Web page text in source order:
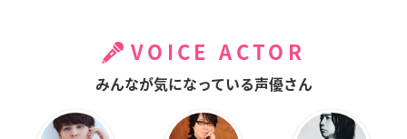
VOICE ACTOR
みんなが気になっている声優さん